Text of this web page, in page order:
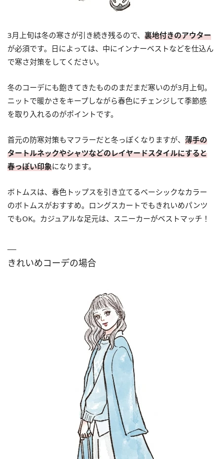
3月上旬は冬の寒さが引き続き残るので、 裏地付きのアウター
が必須です。日によっては、中にインナーベストなどを仕込ん
で寒さ対策をしてください。
冬のコーデにも飽きてきたもののまだまだ寒いのが3月上旬。
ニットで暖かさをキープしながら春色にチェンジして季節感
を取り入れるのがポイントです。
首元の防寒対策もマフラーだと冬っぽくなりますが、 薄手の
タートルネックやシャツなどのレイヤードスタイルにすると
春っぽい印象になります。
ボトムスは、春色トップスを引き立てるベーシックなカラー
のボトムスがおすすめ。ロングスカートでもきれいめパンツ
でもOK。カジュアルな足元は、スニーカーがベストマッチ！
きれいめコーデの場合